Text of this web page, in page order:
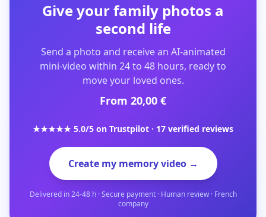
Give your family photos a
second life
Send a photo and receive an AI-animated
mini-video within 24 to 48 hours, ready to
move your loved ones.
From 20,00 €
★★★★★ 5.0/5 on Trustpilot · 17 verified reviews
Create my memory video →
Delivered in 24-48 h · Secure payment · Human review · French
company